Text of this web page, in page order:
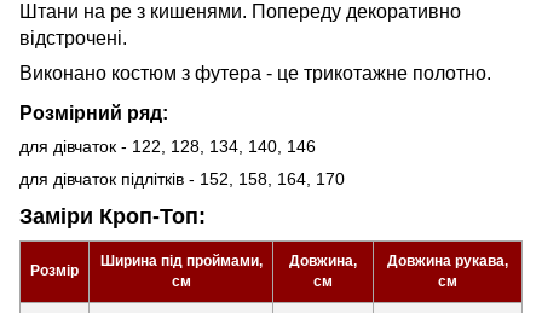
Штани на ре з кишенями. Попереду декоративно
відстрочені.
Виконано костюм з футера - це трикотажне полотно.
Розмірний ряд:
для дівчаток - 122, 128, 134, 140, 146
для дівчаток підлітків - 152, 158, 164, 170
Заміри Кроп-Топ:
Розмір
Ширина під проймами,
см
Довжина,
см
Довжина рукава,
см